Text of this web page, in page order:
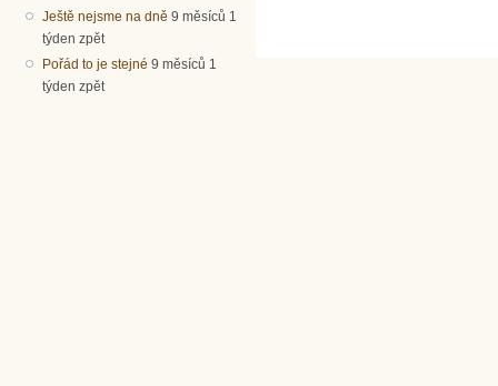
Ještě nejsme na dně 9 měsíců 1
týden zpět
Pořád to je stejné 9 měsíců 1
týden zpět